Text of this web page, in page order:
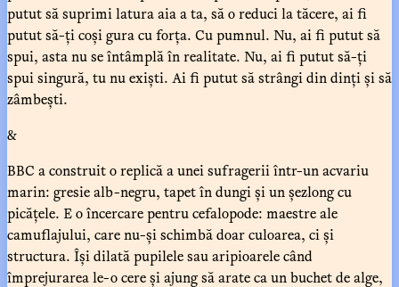
putut să suprimi latura aia a ta, să o reduci la tăcere, ai fi
putut să-ți coși gura cu forța. Cu pumnul. Nu, ai fi putut să
spui, asta nu se întâmplă în realitate. Nu, ai fi putut să-ți
spui singură, tu nu exiști. Ai fi putut să strângi din dinți și să
zâmbești.
&
BBC a construit o replică a unei sufragerii într-un acvariu
marin: gresie alb-negru, tapet în dungi și un șezlong cu
picățele. E o încercare pentru cefalopode: maestre ale
camuflajului, care nu-și schimbă doar culoarea, ci și
structura. Își dilată pupilele sau aripioarele când
împrejurarea le-o cere și ajung să arate ca un buchet de alge,